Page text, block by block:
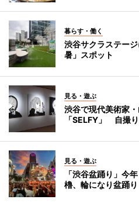
暮らす・働く
渋谷サクラステー
暑」スポット
見る・遊ぶ
渋谷で現代美術家
「SELFY」 自撮
見る・遊ぶ
「渋谷盆踊り」今
櫓、輪になり盆踊り